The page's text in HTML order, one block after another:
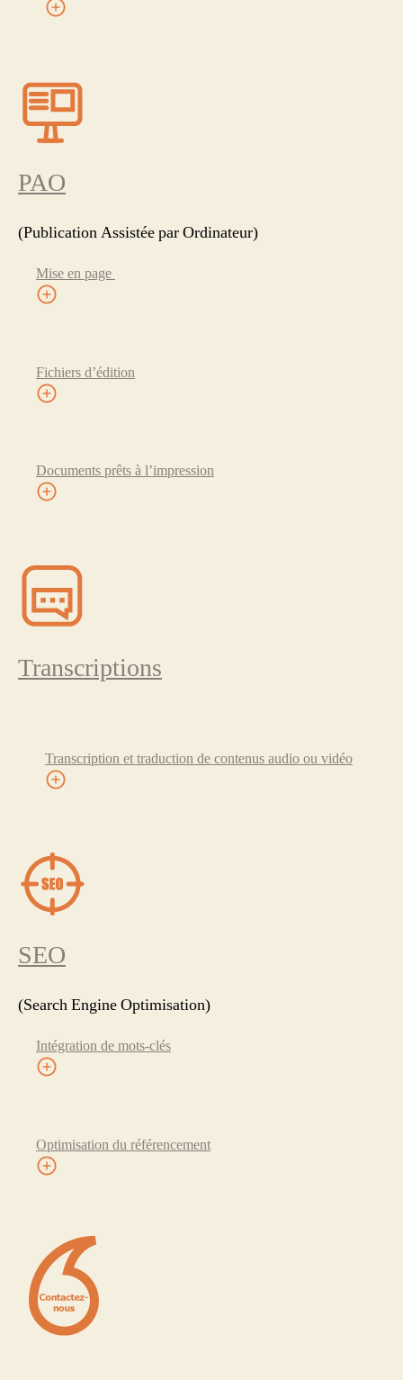
PAO
(Publication Assistée par Ordinateur)
Mise en page
Fichiers d’édition
Documents prêts à l’impression
Transcriptions
Transcription et traduction de contenus audio ou vidéo
SEO
(Search Engine Optimisation)
Intégration de mots-clés
Optimisation du référencement